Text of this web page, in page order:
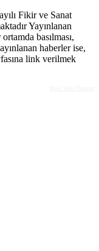
Fikir ve Sanat
Yayınlanan
basılması,
haberler ise,
link verilmek